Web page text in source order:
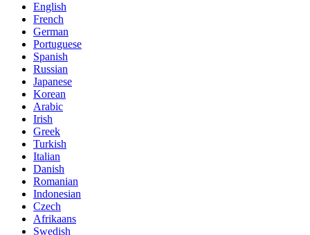
English
French
German
Portuguese
Spanish
Russian
Japanese
Korean
Arabic
Irish
Greek
Turkish
Italian
Danish
Romanian
Indonesian
Czech
Afrikaans
Swedish